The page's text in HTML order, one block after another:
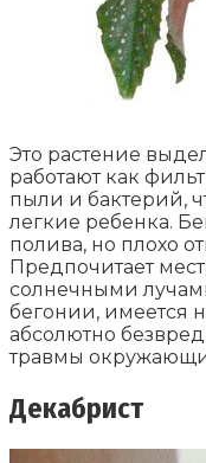
Это растение
работают как
пыли и бактерий,
легкие ребенка.
полива, но плохо
Предпочитает
солнечными
бегонии, имеется
абсолютно
травмы
Декабрист